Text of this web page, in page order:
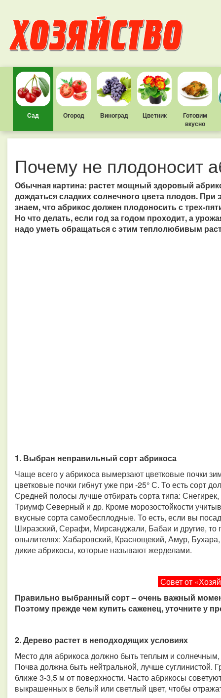
Сад Огород Виноград Цветник
Готовим
вкусно
Почему не плодоносит
Обычная картина: растет мощный здоровый
дождаться сладких солнечного цвета плодов.
знаем, что абрикос должен плодоносить с трех-
Но что делать, если год за годом проходит, а
надо уметь обращаться с этим теплолюбивым
1. Выбран неправильный сорт абрикоса
Чаще всего у абрикоса вымерзают цветковые почки
цветковые почки гибнут уже при -25° С. То есть сорт
Средней полосы лучше отбирать сорта типа:
Триумф Северный и др. Кроме морозостойкости
вкусные сорта самобесплодные. То есть, если вы
Ширазский, Серафи, Мирсанджали, Бабаи и другие, то
опылителях: Хабаровский, Краснощекий, Амур,
дикие абрикосы, которые называют жерделами.
Совет от
Правильно выбранный сорт – очень важный
Поэтому прежде чем купить саженец, уточните у
2. Дерево растет в неподходящих условиях
Место для абрикоса должно быть теплым и
Почва должна быть нейтральной, лучше суглинистой.
ближе 3-3,5 м от поверхности. Часто абрикосы
выкрашенных в белый или светлый цвет, чтобы